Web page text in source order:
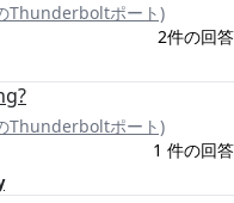
Thunderboltポート)
2件の回答
Thunderboltポート)
1 件の回答